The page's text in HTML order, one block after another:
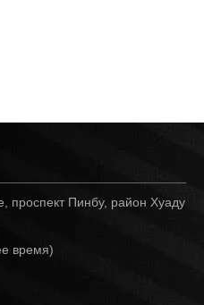
проспект Пинбу, район Хуаду
время)